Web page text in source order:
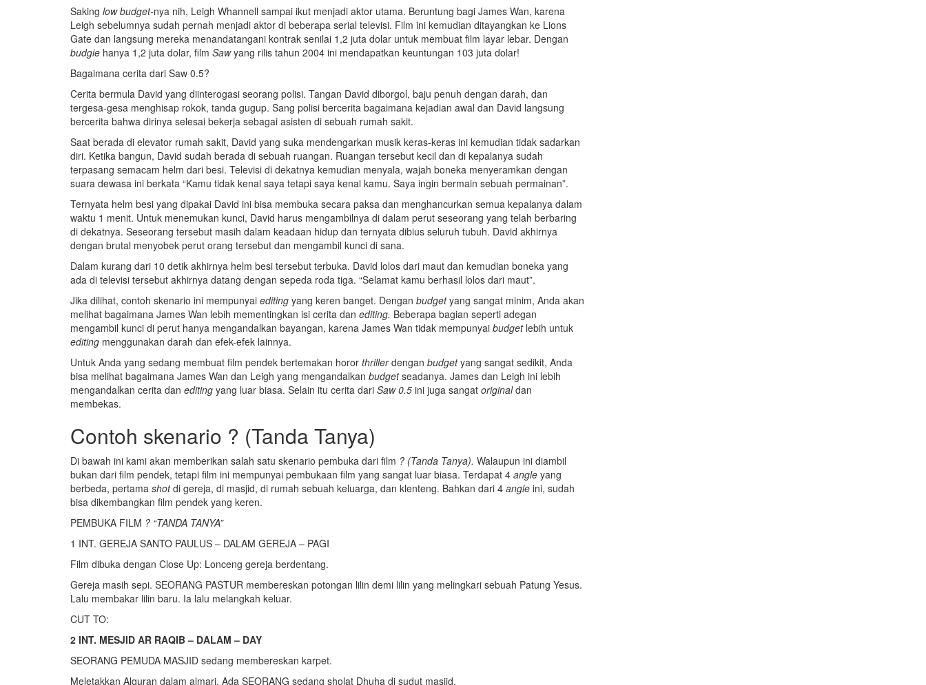
Saking low budget-nya nih, Leigh Whannell sampai ikut menjadi aktor utama. Beruntung bagi James Wan, karena
Leigh sebelumnya sudah pernah menjadi aktor di beberapa serial televisi. Film ini kemudian ditayangkan ke Lions
Gate dan langsung mereka menandatangani kontrak senilai 1,2 juta dolar untuk membuat film layar lebar. Dengan
budgie hanya 1,2 juta dolar, film Sawyang rilis tahun 2004 ini mendapatkan keuntungan 103 juta dolar!
Bagaimana cerita dari Saw 0.5?
Cerita bermula David yang diinterogasi seorang polisi. Tangan David diborgol, baju penuh dengan darah, dan
tergesa-gesa menghisap rokok, tanda gugup. Sang polisi bercerita bagaimana kejadian awal dan David langsung
bercerita bahwa dirinya selesai bekerja sebagai asisten di sebuah rumah sakit.
Saat berada di elevator rumah sakit, David yang suka mendengarkan musik keras-keras ini kemudian tidak sadarkan
diri. Ketika bangun, David sudah berada di sebuah ruangan. Ruangan tersebut kecil dan di kepalanya sudah
terpasang semacam helm dari besi. Televisi di dekatnya kemudian menyala, wajah boneka menyeramkan dengan
suara dewasa ini berkata “Kamu tidak kenal saya tetapi saya kenal kamu. Saya ingin bermain sebuah permainan”.
Ternyata helm besi yang dipakai David ini bisa membuka secara paksa dan menghancurkan semua kepalanya dalam
waktu 1 menit. Untuk menemukan kunci, David harus mengambilnya di dalam perut seseorang yang telah berbaring
di dekatnya. Seseorang tersebut masih dalam keadaan hidup dan ternyata dibius seluruh tubuh. David akhirnya
dengan brutal menyobek perut orang tersebut dan mengambil kunci di sana.
Dalam kurang dari 10 detik akhirnya helm besi tersebut terbuka. David lolos dari maut dan kemudian boneka yang
ada di televisi tersebut akhirnya datang dengan sepeda roda tiga. “Selamat kamu berhasil lolos dari maut”.
Jika dilihat, contoh skenario ini mempunyai editing yang keren banget. Dengan budgetyang sangat minim, Anda akan
melihat bagaimana James Wan lebih mementingkan isi cerita dan editing. Beberapa bagian seperti adegan
mengambil kunci di perut hanya mengandalkan bayangan, karena James Wan tidak mempunyai budgetlebih untuk
editing menggunakan darah dan efek-efek lainnya.
Untuk Anda yang sedang membuat film pendek bertemakan horor thrillerdengan budgetyang sangat sedikit, Anda
bisa melihat bagaimana James Wan dan Leigh yang mengandalkan budgetseadanya. James dan Leigh ini lebih
mengandalkan cerita dan editing yang luar biasa. Selain itu cerita dari Saw 0.5 ini juga sangat originaldan
membekas.
Contoh skenario ? (Tanda Tanya)
Di bawah ini kami akan memberikan salah satu skenario pembuka dari film ? (Tanda Tanya). Walaupun ini diambil
bukan dari film pendek, tetapi film ini mempunyai pembukaan film yang sangat luar biasa. Terdapat 4 angle yang
berbeda, pertama shotdi gereja, di masjid, di rumah sebuah keluarga, dan klenteng. Bahkan dari 4 angle ini, sudah
bisa dikembangkan film pendek yang keren.
PEMBUKA FILM ? “TANDA TANYA”
1 INT. GEREJA SANTO PAULUS – DALAM GEREJA – PAGI
Film dibuka dengan Close Up: Lonceng gereja berdentang.
Gereja masih sepi. SEORANG PASTUR membereskan potongan lilin demi lilin yang melingkari sebuah Patung Yesus.
Lalu membakar lilin baru. Ia lalu melangkah keluar.
CUT TO:
2 INT. MESJID AR RAQIB – DALAM – DAY
SEORANG PEMUDA MASJID sedang membereskan karpet.
Meletakkan Alquran dalam almari. Ada SEORANG sedang sholat Dhuha di sudut masjid.